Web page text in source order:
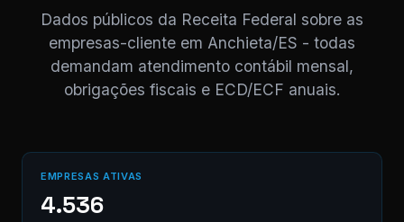
Digite uma
Dados públicos da Receita Federal sobre as
empresas-cliente em Anchieta/ES - todas
demandam atendimento contábil mensal,
obrigações fiscais e ECD/ECF anuais.
EMPRESAS ATIVAS
4.536